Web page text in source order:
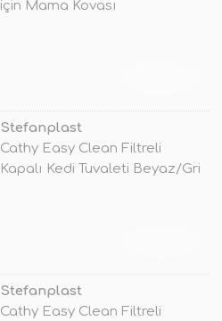
için Mama Kovası
Stefanplast
Cathy Easy Clean Filtreli
Kapalı Kedi Tuvaleti Beyaz/Gri
Stefanplast
Cathy Easy Clean Filtreli